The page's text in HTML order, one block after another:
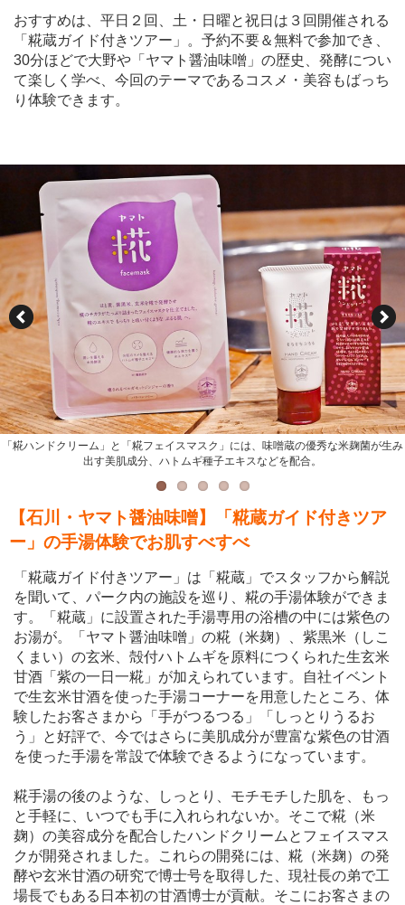
おすすめは、平日２回、土・日曜と祝日は３回開催される
「糀蔵ガイド付きツアー」。予約不要＆無料で参加でき、
30分ほどで大野や「ヤマト醤油味噌」の歴史、発酵につい
て楽しく学べ、今回のテーマであるコスメ・美容もばっち
り体験できます。
「糀ハンドクリーム」と「糀フェイスマスク」には、味噌蔵の優秀な米麹菌が生み
出す美肌成分、ハトムギ種子エキスなどを配合。
味噌を仕込んでいた大きな木桶や解説パネルなどが展示された「糀蔵」。
お湯に生玄米甘酒「紫の一日一糀」を加えた手湯の浴槽。
「紫の一日一糀」はノンアルコール・砂糖不使用の甘酒で、甘酸っぱい葡萄ジュー
スのような味わい。
ハトムギは昔から美肌・美白効果があるとされる食材。飲んで、肌につけて、身体
の内外からキレイになれそう。
【石川・ヤマト醤油味噌】「糀蔵ガイド付きツア
ー」の手湯体験でお肌すべすべ
「糀蔵ガイド付きツアー」は「糀蔵」でスタッフから解説
を聞いて、パーク内の施設を巡り、糀の手湯体験ができま
す。「糀蔵」に設置された手湯専用の浴槽の中には紫色の
お湯が。「ヤマト醤油味噌」の糀（米麹）、紫黒米（しこ
くまい）の玄米、殻付ハトムギを原料につくられた生玄米
甘酒「紫の一日一糀」が加えられています。自社イベント
で生玄米甘酒を使った手湯コーナーを用意したところ、体
験したお客さまから「手がつるつる」「しっとりうるお
う」と好評で、今ではさらに美肌成分が豊富な紫色の甘酒
を使った手湯を常設で体験できるようになっています。
糀手湯の後のような、しっとり、モチモチした肌を、もっ
と手軽に、いつでも手に入れられないか。そこで糀（米
麹）の美容成分を配合したハンドクリームとフェイスマス
クが開発されました。これらの開発には、糀（米麹）の発
酵や玄米甘酒の研究で博士号を取得した、現社長の弟で工
場長でもある日本初の甘酒博士が貢献。そこにお客さまの